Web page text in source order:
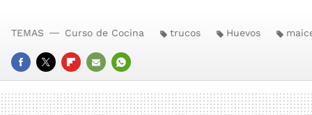
FACEBOOK
TWITTERFLIPBOARD
E-
MAIL
WHATSAPP
TEMAS Curso de Cocina trucos Huevos